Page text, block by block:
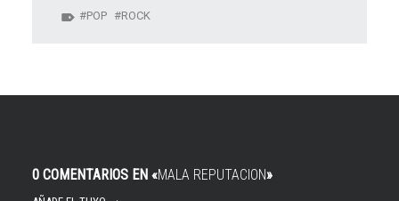
POP
ROCK
0 COMENTARIOS EN «MALA REPUTACION»